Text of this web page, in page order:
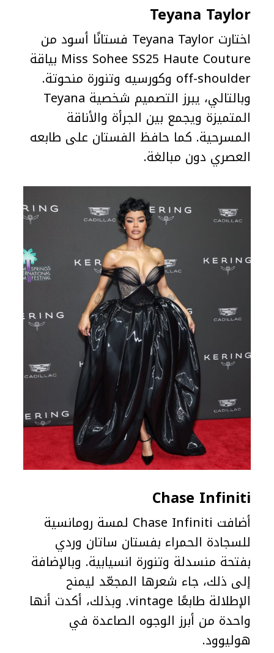
Teyana Taylor
اختارت Teyana Taylor فستانًا أسود من
Miss Sohee SS25 Haute Couture بياقة
off-shoulder وكورسيه وتنورة منحوتة.
وبالتالي، يبرز التصميم شخصية Teyana
المتميزة ويجمع بين الجرأة والأناقة
المسرحية. كما حافظ الفستان على طابعه
العصري دون مبالغة.
Chase Infiniti
أضافت Chase Infiniti لمسة رومانسية
للسجادة الحمراء بفستان ساتان وردي
بفتحة منسدلة وتنورة انسيابية. وبالإضافة
إلى ذلك، جاء شعرها المجعّد ليمنح
الإطلالة طابعًا vintage. وبذلك، أكدت أنها
واحدة من أبرز الوجوه الصاعدة في
هوليوود.